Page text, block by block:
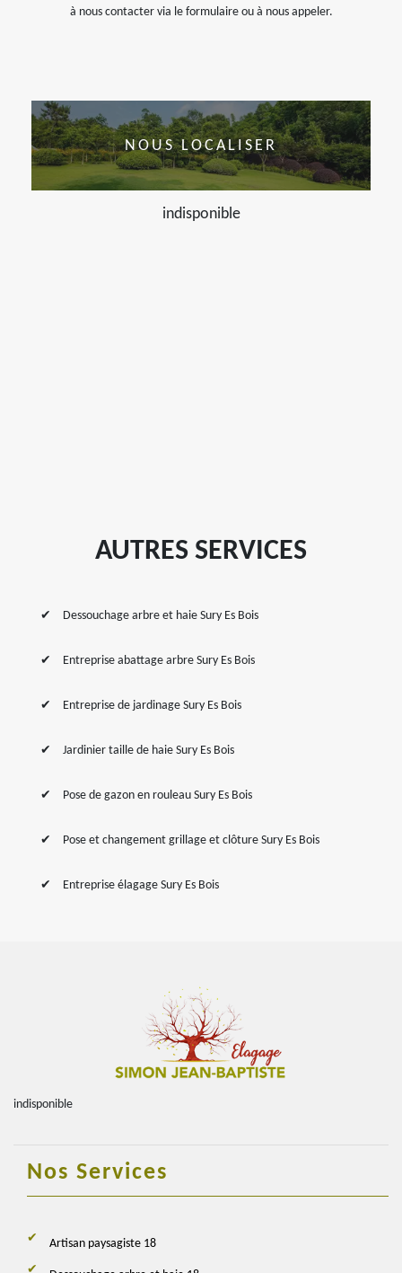
à nous contacter via le formulaire ou à nous appeler.
NOUS LOCALISER
indisponible
AUTRES SERVICES
Dessouchage arbre et haie Sury Es Bois
Entreprise abattage arbre Sury Es Bois
Entreprise de jardinage Sury Es Bois
Jardinier taille de haie Sury Es Bois
Pose de gazon en rouleau Sury Es Bois
Pose et changement grillage et clôture Sury Es Bois
Entreprise élagage Sury Es Bois
indisponible
Nos Services
Artisan paysagiste 18